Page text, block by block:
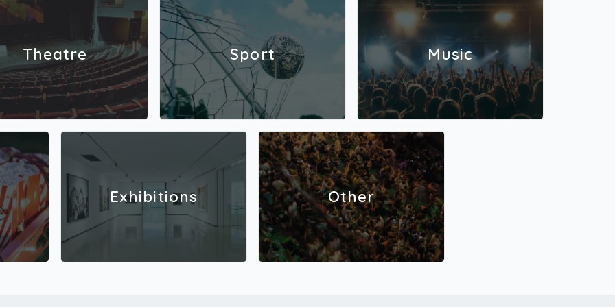
Theatre Sport Music
Exhibitions Other